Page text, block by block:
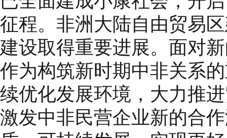
征程。非洲大陆自由贸易
建设取得重要进展。面对
作为构筑新时期中非关系
续优化发展环境，大力推
激发中非民营企业新的合